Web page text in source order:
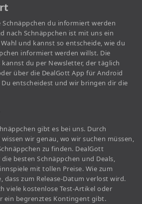
Schnäppchen du informiert werden
nach Schnäppchen ist mit uns ein
und kannst so entscheide, wie du
informiert werden willst. Die
kannst du per Newsletter, der täglich
über die DealGott App für Android
entscheidest und wir bringen dir die
gibt es bei uns. Durch
wir genau, wo wir suchen müssen,
zu finden. DealGott
besten Schnäppchen und Deals,
mit tollen Preise. Wie zum
dass zum Release-Datum verlost wird.
viele kostenlose Test-Artikel oder
ein begrenztes Kontingent gibt.